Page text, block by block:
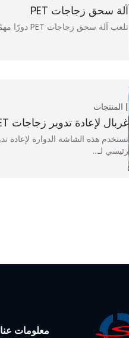
آلة سحق زجاجات PET
تلعب آلة سحق زجاجات PET دورًا مهمًا جدًا في...
المنتجات
غربال لإعادة تدوير زجاجات PET
رئيسي لـ...
معلومات عنا